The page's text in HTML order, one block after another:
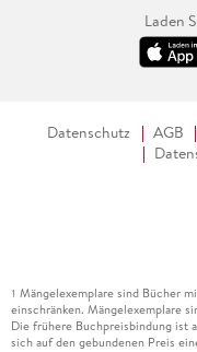
Laden
Datenschutz AGB
1 Mängelexemplare sind Bücher
einschränken. Mängelexemplare
Die frühere Buchpreisbindung ist
sich auf den gebundenen Preis